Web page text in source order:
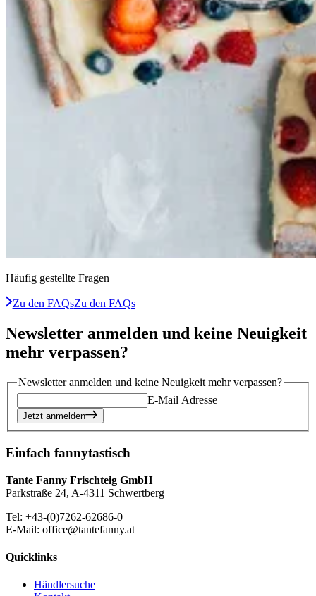
Häufig gestellte Fragen
Zu den FAQsZu den FAQs
Newsletter anmelden und keine Neuigkeit
mehr verpassen?
Newsletter anmelden und keine Neuigkeit mehr verpassen?
E-Mail Adresse
Jetzt anmelden
Einfach fannytastisch
Tante Fanny Frischteig GmbH
Parkstraße 24, A-4311 Schwertberg
Tel: +43-(0)7262-62686-0
E-Mail: office@tantefanny.at
Quicklinks
Händlersuche